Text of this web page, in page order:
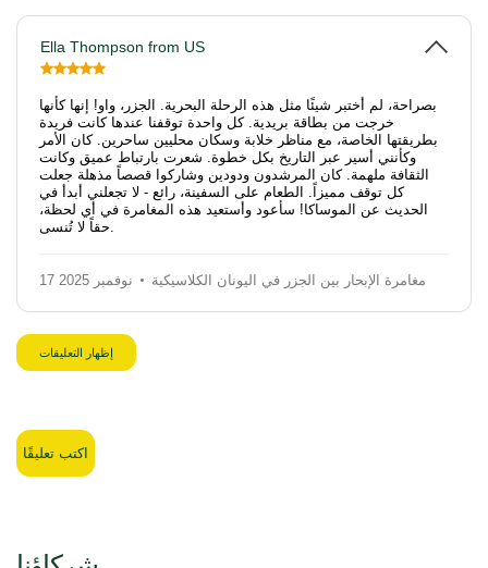
Ella Thompson from US
بصراحة، لم أختبر شيئًا مثل هذه الرحلة البحرية. الجزر، واو! إنها كأنها
خرجت من بطاقة بريدية. كل واحدة توقفنا عندها كانت فريدة
بطريقتها الخاصة، مع مناظر خلابة وسكان محليين ساحرين. كان الأمر
وكأنني أسير عبر التاريخ بكل خطوة. شعرت بارتباط عميق وكانت
الثقافة ملهمة. كان المرشدون ودودين وشاركوا قصصاً مذهلة جعلت
كل توقف مميزاً. الطعام على السفينة، رائع - لا تجعلني أبدأ في
الحديث عن الموساكا! سأعود وأستعيد هذه المغامرة في أي لحظة،
حقاً لا تُنسى.
17 نوفمبر 2025 مغامرة الإبحار بين الجزر في اليونان الكلاسيكية
إظهار التعليقات
اكتب تعليقًا